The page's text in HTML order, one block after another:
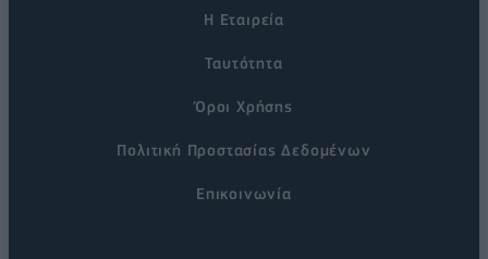
Η Εταιρεία
Ταυτότητα
Όροι Χρήσης
Πολιτική Προστασίας Δεδομένων
Επικοινωνία